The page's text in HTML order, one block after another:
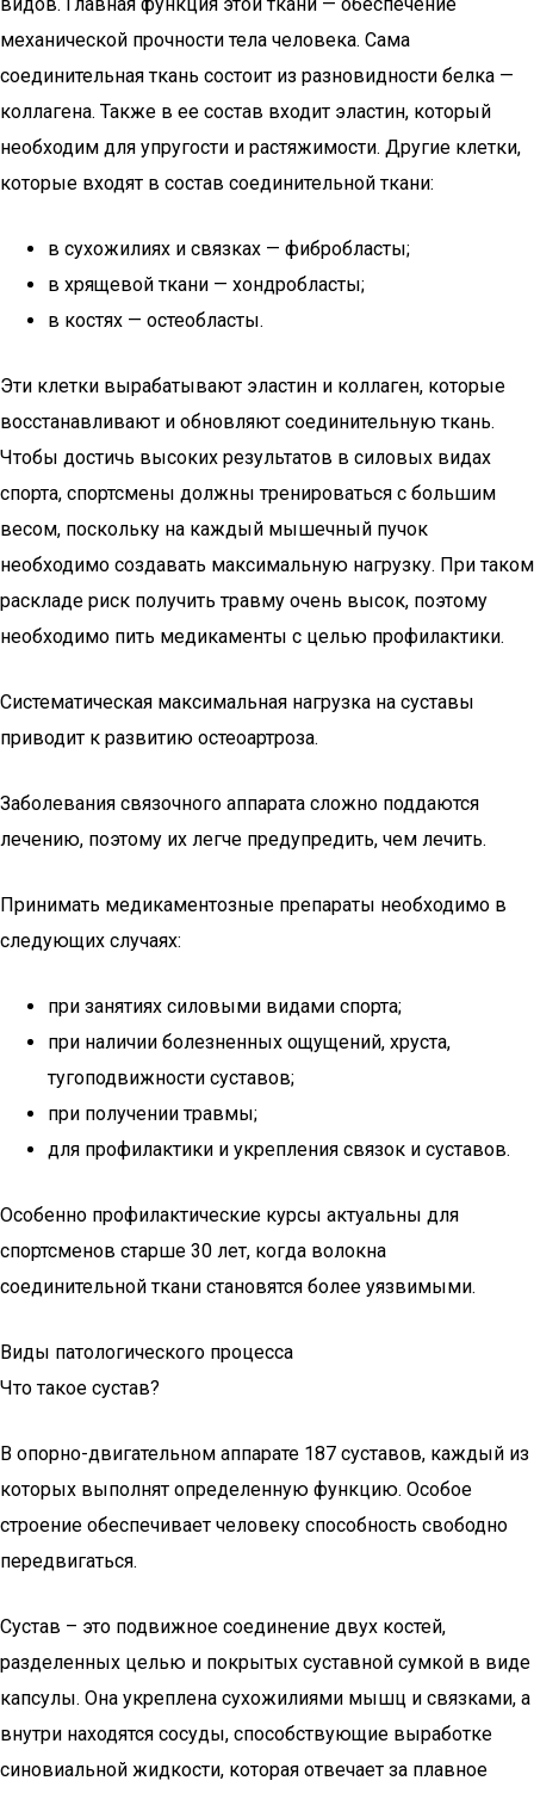
механической прочности тела человека. Сама
соединительная ткань состоит из разновидности белка —
коллагена. Также в ее состав входит эластин, который
необходим для упругости и растяжимости. Другие клетки,
которые входят в состав соединительной ткани:
в сухожилиях и связках — фибробласты;
в хрящевой ткани — хондробласты;
в костях — остеобласты.
Эти клетки вырабатывают эластин и коллаген, которые
восстанавливают и обновляют соединительную ткань.
Чтобы достичь высоких результатов в силовых видах
спорта, спортсмены должны тренироваться с большим
весом, поскольку на каждый мышечный пучок
необходимо создавать максимальную нагрузку. При таком
раскладе риск получить травму очень высок, поэтому
необходимо пить медикаменты с целью профилактики.
Систематическая максимальная нагрузка на суставы
приводит к развитию остеоартроза.
Заболевания связочного аппарата сложно поддаются
лечению, поэтому их легче предупредить, чем лечить.
Принимать медикаментозные препараты необходимо в
следующих случаях:
при занятиях силовыми видами спорта;
при наличии болезненных ощущений, хруста,
тугоподвижности суставов;
при получении травмы;
для профилактики и укрепления связок и суставов.
Особенно профилактические курсы актуальны для
спортсменов старше 30 лет, когда волокна
соединительной ткани становятся более уязвимыми.
Виды патологического процесса
Что такое сустав?
В опорно-двигательном аппарате 187 суставов, каждый из
которых выполнят определенную функцию. Особое
строение обеспечивает человеку способность свободно
передвигаться.
Сустав – это подвижное соединение двух костей,
разделенных целью и покрытых суставной сумкой в виде
капсулы. Она укреплена сухожилиями мышц и связками, а
внутри находятся сосуды, способствующие выработке
синовиальной жидкости, которая отвечает за плавное